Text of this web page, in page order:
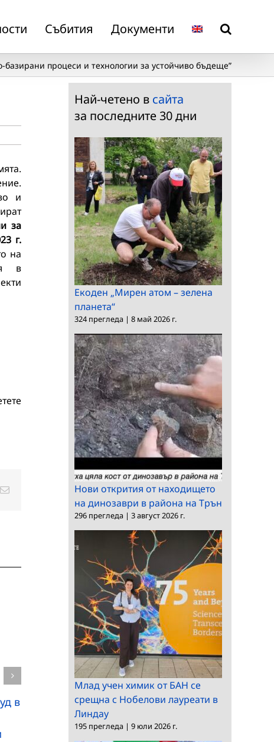
Събития Документи
процеси и технологии за устойчиво бъдеще”
и
за
г.
на
в
Електронна
в
Конкурс за научна
статия на тема
„Природни науки и
иновации в
Кампания за
между БАН и
академия на науките
Най-четено в сайта
за последните 30 дни
Екоден „Мирен атом – зелена
планета“
324 прегледа | 8 май 2026 г.
Нови открития от находището
на динозаври в района на Трън
296 прегледа | 3 август 2026 г.
Млад учен химик от БАН се
срещна с Нобелови лауреати в
Линдау
195 прегледа | 9 юли 2026 г.